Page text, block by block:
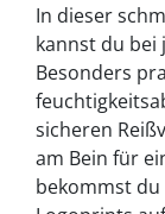
In dieser
kannst du bei
Besonders
sicheren
am Bein für
bekommst